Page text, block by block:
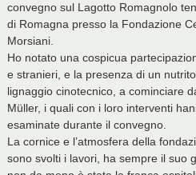
convegno sul Lagotto Romagnolo
di Romagna presso la Fondazione
Morsiani.
Ho notato una cospicua
e stranieri, e la presenza di un
lignaggio cinotecnico, a cominciare
Müller, i quali con i loro interventi
esaminate durante il convegno.
La cornice e l’atmosfera della
sono svolti i lavori, ha sempre il suo